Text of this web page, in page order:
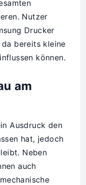
Nutzer
Drucker
bereits kleine
können.
am
Ausdruck den
hat, jedoch
Neben
auch